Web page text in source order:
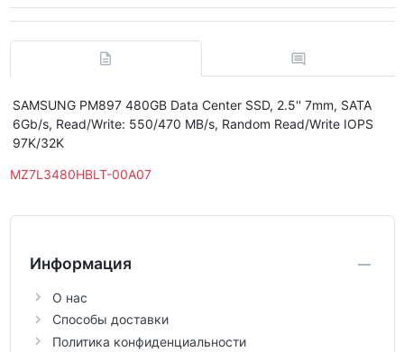
SAMSUNG PM897 480GB Data Center SSD, 2.5'' 7mm, SATA
6Gb/​s, Read/Write: 550/470 MB/s, Random Read/Write IOPS
97K/32K
MZ7L3480HBLT-00A07
Информация
О нас
Способы доставки
Политика конфиденциальности